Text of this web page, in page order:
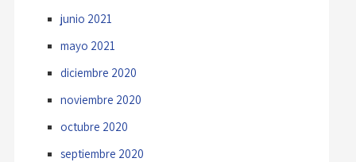
junio 2021
mayo 2021
diciembre 2020
noviembre 2020
octubre 2020
septiembre 2020